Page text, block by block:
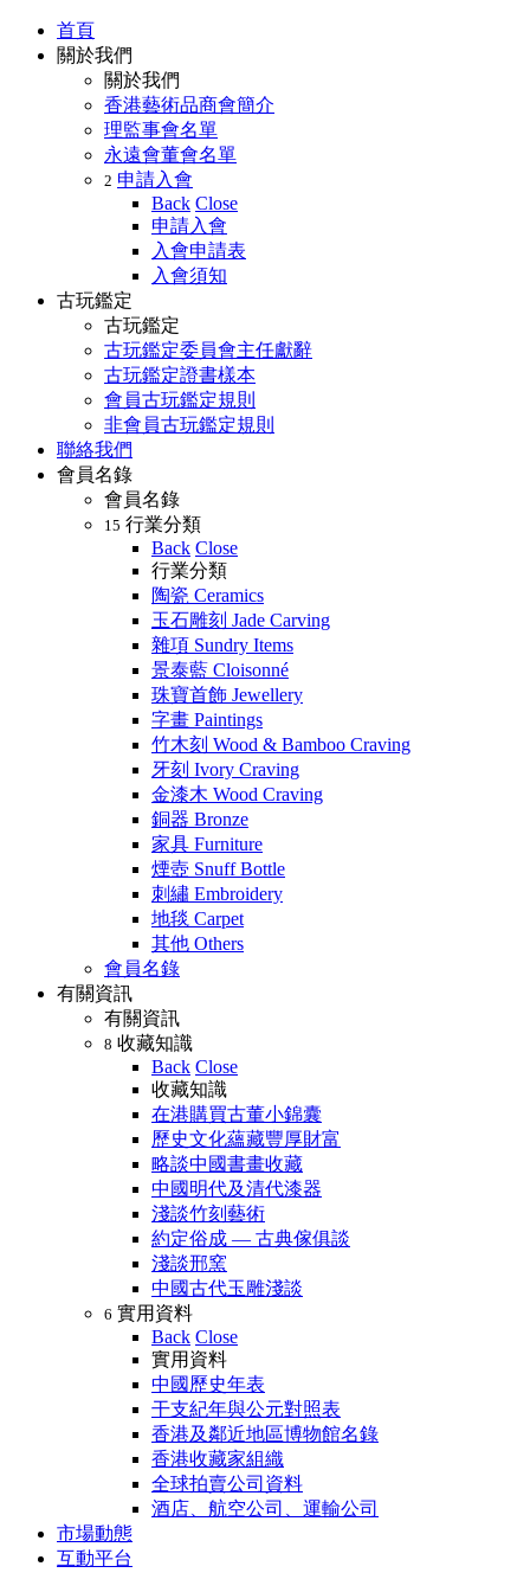
首頁
關於我們
關於我們
香港藝術品商會簡介
理監事會名單
永遠會董會名單
2 申請入會
Back Close
申請入會
入會申請表
入會須知
古玩鑑定
古玩鑑定
古玩鑑定委員會主任獻辭
古玩鑑定證書樣本
會員古玩鑑定規則
非會員古玩鑑定規則
聯絡我們
會員名錄
會員名錄
15 行業分類
Back Close
行業分類
陶瓷 Ceramics
玉石雕刻 Jade Carving
雜項 Sundry Items
景泰藍 Cloisonné
珠寶首飾 Jewellery
字畫 Paintings
竹木刻 Wood & Bamboo Craving
牙刻 Ivory Craving
金漆木 Wood Craving
銅器 Bronze
家具 Furniture
煙壺 Snuff Bottle
刺繡 Embroidery
地毯 Carpet
其他 Others
會員名錄
有關資訊
有關資訊
8 收藏知識
Back Close
收藏知識
在港購買古董小錦囊
歷史文化蘊藏豐厚財富
略談中國書畫收藏
中國明代及清代漆器
淺談竹刻藝術
約定俗成 — 古典傢俱談
淺談邢窯
中國古代玉雕淺談
6 實用資料
Back Close
實用資料
中國歷史年表
干支紀年與公元對照表
香港及鄰近地區博物館名錄
香港收藏家組織
全球拍賣公司資料
酒店、航空公司、運輸公司
市場動態
互動平台